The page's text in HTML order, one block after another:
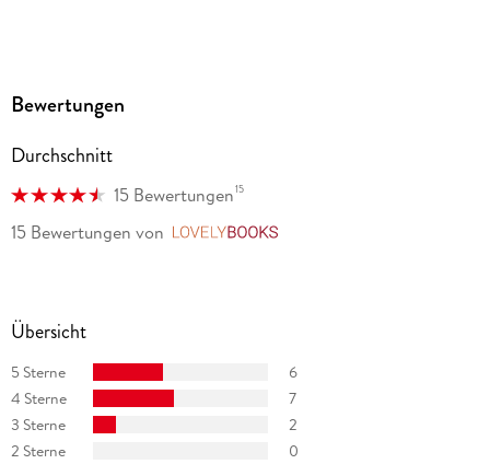
Bewertungen
Durchschnitt
15 Bewertungen15
15 Bewertungen von
Übersicht
5 Sterne
6
4 Sterne
7
3 Sterne
2
2 Sterne
0